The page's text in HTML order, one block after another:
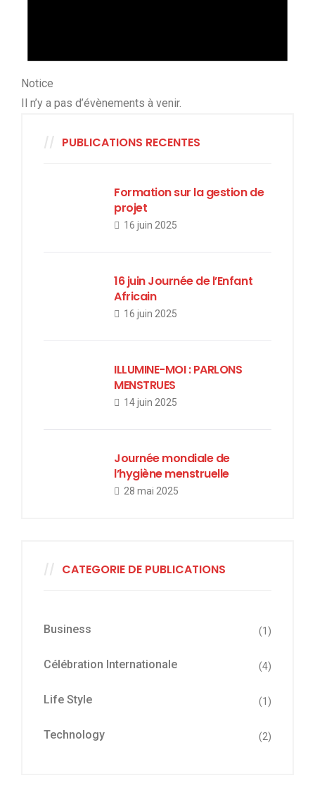
Notice
Il n’y a pas d’évènements à venir.
PUBLICATIONS RECENTES
Formation sur la gestion de
projet
16 juin 2025
16 juin Journée de l’Enfant
Africain
16 juin 2025
ILLUMINE-MOI : PARLONS
MENSTRUES
14 juin 2025
Journée mondiale de
l’hygiène menstruelle
28 mai 2025
CATEGORIE DE PUBLICATIONS
Business (1)
Célébration Internationale (4)
Life Style (1)
Technology (2)